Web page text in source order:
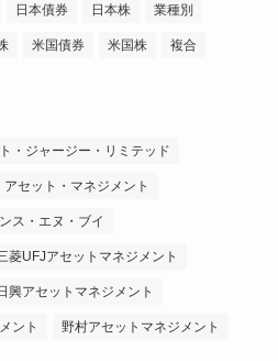
日本債券 日本株 業種別
米国債券 米国株 複合
・ジャージー・リミテッド
セット・マネジメント
ス・エヌ・ブイ
菱UFJアセットマネジメント
興アセットマネジメント
ント 野村アセットマネジメント